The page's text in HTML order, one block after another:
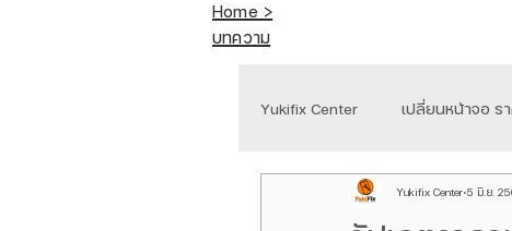
Home >
บทความ
Yukifix Center เปลี่ยนหน้าจอ ร
Galaxy Z Flip ROG
Yukifix Center 5 มิ.ย.